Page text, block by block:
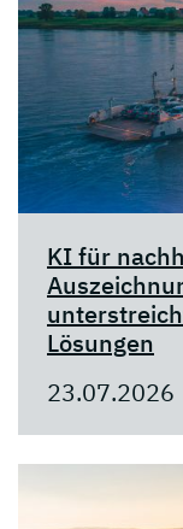
KI für
Lösungen
23.07.2026